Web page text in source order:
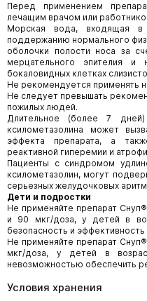
Перед применением
лечащим врачом или
Морская вода, входящая в
поддержанию нормального
оболочки полости носа за
мерцательного эпителия и
бокаловидных клетках
Не рекомендуется применять
Не следует превышать
пожилых людей.
Длительное (более 7
ксилометазолина может
эффекта препарата, а
реактивной гиперемии и
Пациенты с синдромом
ксилометазолин, могут
серьезных желудочковых
Дети и подростки
Не применяйте препарат
и 90 мкг/доза, у детей в
безопасность и
Не применяйте препарат
мкг/доза, у детей в
невозможностью обеспечить
Условия хранения